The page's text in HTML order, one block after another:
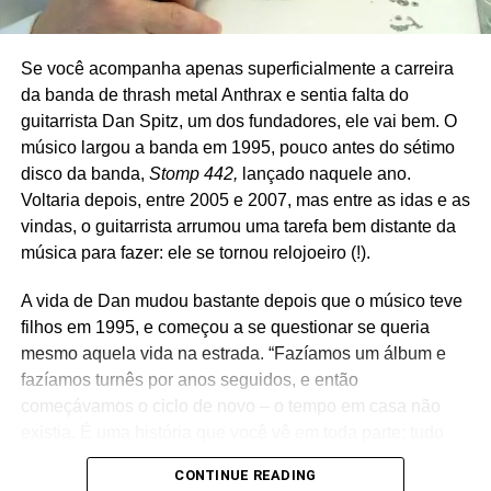
“Ele estava gravando o disco
(1980) e nós
estávamos gravando nosso segundo álbum em Nova
York. Então tivemos uma reunião de audição do nosso
álbum. Havia três ou quatro figurões da nossa gravadora,
e Bruce também estava lá. Depois que tocamos o álbum,
houve um silêncio mortal… exceto por Bruce, que disse,
‘Isso foi ótimo pra caralho.’ Ele fazia questão de nos dizer
o quanto nos amava”,contouem 2014 aoNew York
Post.
obra de Bruce e de entrevistas do Suicide, descobre: a
dupla influenciou muito o sombrio discoNebraska, tido
como o “primeiro disco solo” (sem a E Street Band) de
Springsteen (1982), basicamente um disco sobre crise,
desemprego e gente à beira do desespero pela falta de
Nebraska, mas Bruce quis lançar o disco acústico, de
voz, violão e registros crus, e que de fato lembram o clima
Se você acompanha apenas superficialmente a carreira
da banda de thrash metal Anthrax e sentia falta do
guitarrista Dan Spitz, um dos fundadores, ele vai bem. O
músico largou a banda em 1995, pouco antes do sétimo
disco da banda, Stomp 442, lançado naquele ano.
Voltaria depois, entre 2005 e 2007, mas entre as idas e as
vindas, o guitarrista arrumou uma tarefa bem distante da
música para fazer: ele se tornou relojoeiro (!).
A vida de Dan mudou bastante depois que o músico teve
filhos em 1995, e começou a se questionar se queria
mesmo aquela vida na estrada. “Fazíamos um álbum e
fazíamos turnês por anos seguidos, e então
começávamos o ciclo de novo – o tempo em casa não
virou algo mundano e mais parecido com um trabalho. Eu
precisava de uma pausa”, contou Spitz ao site
CONTINUE READING